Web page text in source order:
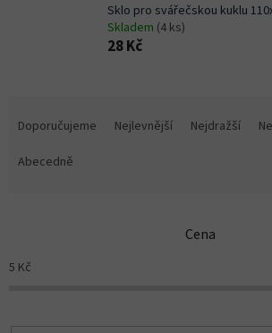
Sklo pro svářečskou kuklu
Skladem (4 ks)
28 Kč
o
Doporučujeme Nejlevnější Nejdražší
Abecedně
Cena
5 Kč